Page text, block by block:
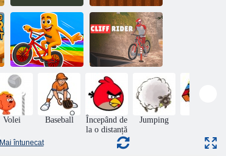
Munte Rider Copil bmx
Rush italian
Brainrot Bike
Cliff Rider
Volei Baseball
Începând de
la o distanță
Jumping
Mai întunecat